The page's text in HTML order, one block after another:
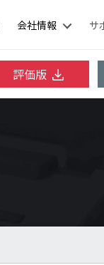
会社情報 サ
評価版